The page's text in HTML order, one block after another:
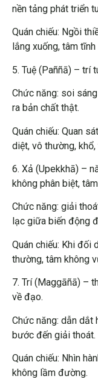
nền tảng phát triển
Quán chiếu: Ngồi
lắng xuống, tâm
5. Tuệ (Paññā) – trí
Chức năng: soi
ra bản chất thật.
Quán chiếu: Quan
diệt, vô thường, khổ,
6. Xả (Upekkhā) –
không phân biệt,
Chức năng: giải
lạc giữa biến động
Quán chiếu: Khi đối
thường, tâm không
7. Trí (Maggāñā) –
về đạo.
Chức năng: dẫn dắt
bước đến giải thoát.
Quán chiếu: Nhìn
không lầm đường.